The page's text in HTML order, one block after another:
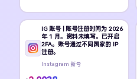
IG 账号 | 账号注册时间为 2026
年 1 月。资料未填写。已开启
2FA。账号通过不同国家的 IP
注册。
Instagram 新号